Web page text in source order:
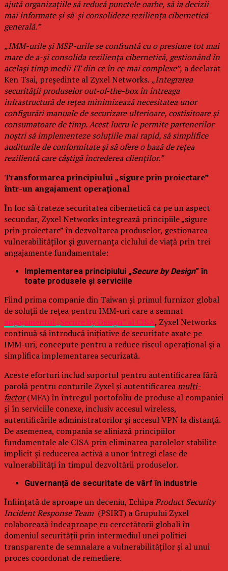
ajută organizațiile să reducă punctele oarbe, să ia decizii
mai informate și să-și consolideze reziliența cibernetică
generală.”
„IMM-urile și MSP-urile se confruntă cu o presiune tot mai
mare de a-și consolida reziliența cibernetică, gestionând în
același timp medii IT din ce în ce mai complexe”, a declarat
Ken Tsai, președinte al Zyxel Networks. „Integrarea
securității produselor out-of-the-box în întreaga
infrastructură de rețea minimizează necesitatea unor
configurări manuale de securizare ulterioare, costisitoare și
consumatoare de timp. Acest lucru le permite partenerilor
noștri să implementeze soluțiile mai rapid, să simplifice
auditurile de conformitate și să ofere o bază de rețea
rezilientă care câștigă încrederea clienților.”
Transformarea principiului „sigure prin proiectare”
într-un angajament operațional
În loc să trateze securitatea cibernetică ca pe un aspect
secundar, Zyxel Networks integrează principiile „sigure
prin proiectare” în dezvoltarea produselor, gestionarea
vulnerabilităților și guvernanța ciclului de viață prin trei
angajamente fundamentale:
Implementarea principiului „Secure by Design” în
toate produsele și serviciile
Fiind prima companie din Taiwan și primul furnizor global
de soluții de rețea pentru IMM-uri care a semnat
angajamentul „Secure by Design” al CISA, Zyxel Networks
continuă să introducă inițiative de securitate axate pe
IMM-uri, concepute pentru a reduce riscul operațional și a
simplifica implementarea securizată.
Aceste eforturi includ suportul pentru autentificarea fără
parolă pentru conturile Zyxel și autentificareamulti-
factor(MFA) în întregul portofoliu de produse al companiei
și în serviciile conexe, inclusiv accesul wireless,
autentificările administratorilor și accesul VPN la distanță.
De asemenea, compania se aliniază principiilor
fundamentale ale CISA prin eliminarea parolelor stabilite
implicit și reducerea activă a unor întregi clase de
vulnerabilități în timpul dezvoltării produselor.
Guvernanță de securitate de vârf în industrie
Înființată de aproape un deceniu, EchipaProduct Security
Incident Response Team (PSIRT) a Grupului Zyxel
colaborează îndeaproape cu cercetătorii globali în
domeniul securității prin intermediul unei politici
transparente de semnalare a vulnerabilităților și al unui
proces coordonat de remediere.